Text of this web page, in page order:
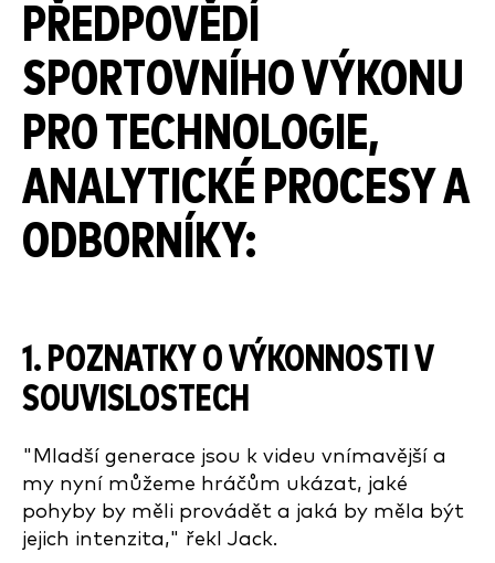
PŘEDPOVĚDÍ
SPORTOVNÍHO VÝKONU
PRO TECHNOLOGIE,
ANALYTICKÉ PROCESY A
ODBORNÍKY:
1. POZNATKY O VÝKONNOSTI V
SOUVISLOSTECH
"Mladší generace jsou k videu vnímavější a
my nyní můžeme hráčům ukázat, jaké
pohyby by měli provádět a jaká by měla být
jejich intenzita," řekl Jack.